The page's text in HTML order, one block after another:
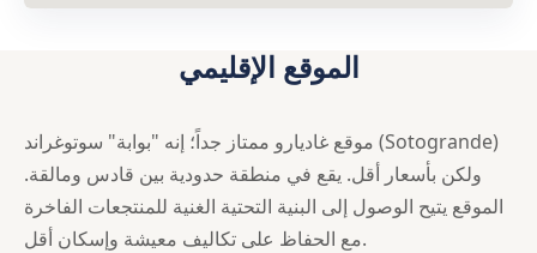
الموقع الإقليمي
موقع غاديارو ممتاز جداً؛ إنه "بوابة" سوتوغراند (Sotogrande)
ولكن بأسعار أقل. يقع في منطقة حدودية بين قادس ومالقة.
الموقع يتيح الوصول إلى البنية التحتية الغنية للمنتجعات الفاخرة
مع الحفاظ على تكاليف معيشة وإسكان أقل.